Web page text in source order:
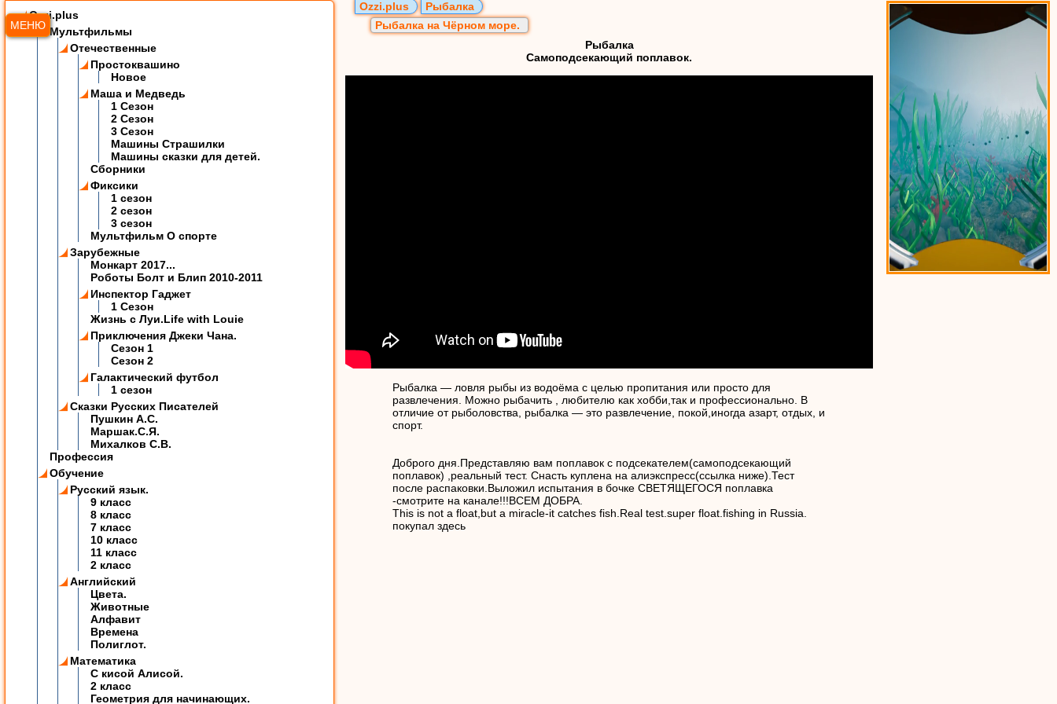
МЕНЮ
Ozzi.plus
Мультфильмы
Отечественные
Простоквашино
Новое
Маша и Медведь
1 Сезон
2 Сезон
3 Сезон
Машины Страшилки
Машины сказки для детей.
Сборники
Фиксики
1 сезон
2 сезон
3 сезон
Мультфильм О спорте
Зарубежные
Монкарт 2017...
Роботы Болт и Блип 2010-2011
Инспектор Гаджет
1 Сезон
Жизнь с Луи.Life with Louie
Приключения Джеки Чана.
Сезон 1
Сезон 2
Галактический футбол
1 сезон
Сказки Русских Писателей
Пушкин А.С.
Маршак.С.Я.
Михалков С.В.
Профессия
Обучение
Русский язык.
9 класс
8 класс
7 класс
10 класс
11 класс
2 класс
Английский
Цвета.
Животные
Алфавит
Времена
Полиглот.
Математика
C кисой Алисой.
2 класс
Геометрия для начинающих.
Ozzi.plus
Рыбалка
Рыбалка на Чёрном море.
Рыбалка
Самоподсекающий поплавок.
Рыбалка — ловля рыбы из водоёма с целью пропитания или просто для
развлечения. Можно рыбачить , любителю как хобби,так и профессионально. В
отличие от рыболовства, рыбалка — это развлечение, покой,иногда азарт, отдых, и
спорт.
Доброго дня.Представляю вам поплавок с подсекателем(самоподсекающий
поплавок) ,реальный тест. Снасть куплена на алиэкспресс(ссылка ниже).Тест
после распаковки.Выложил испытания в бочке СВЕТЯЩЕГОСЯ поплавка
-смотрите на канале!!!ВСЕМ ДОБРА.
This is not a float,but a miracle-it catches fish.Real test.super float.fishing in Russia.
покупал здесь